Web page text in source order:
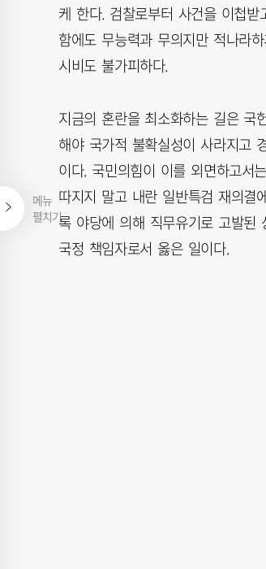
메뉴
펼치기
케 한다. 검찰로부터 사건을 이첩
함에도 무능력과 무의지만 적나라
시비도 불가피하다.
지금의 혼란을 최소화하는 길은 국
해야 국가적 불확실성이 사라지고
이다. 국민의힘이 이를 외면하고서
따지지 말고 내란 일반특검 재의
록 야당에 의해 직무유기로 고발된
국정 책임자로서 옳은 일이다.